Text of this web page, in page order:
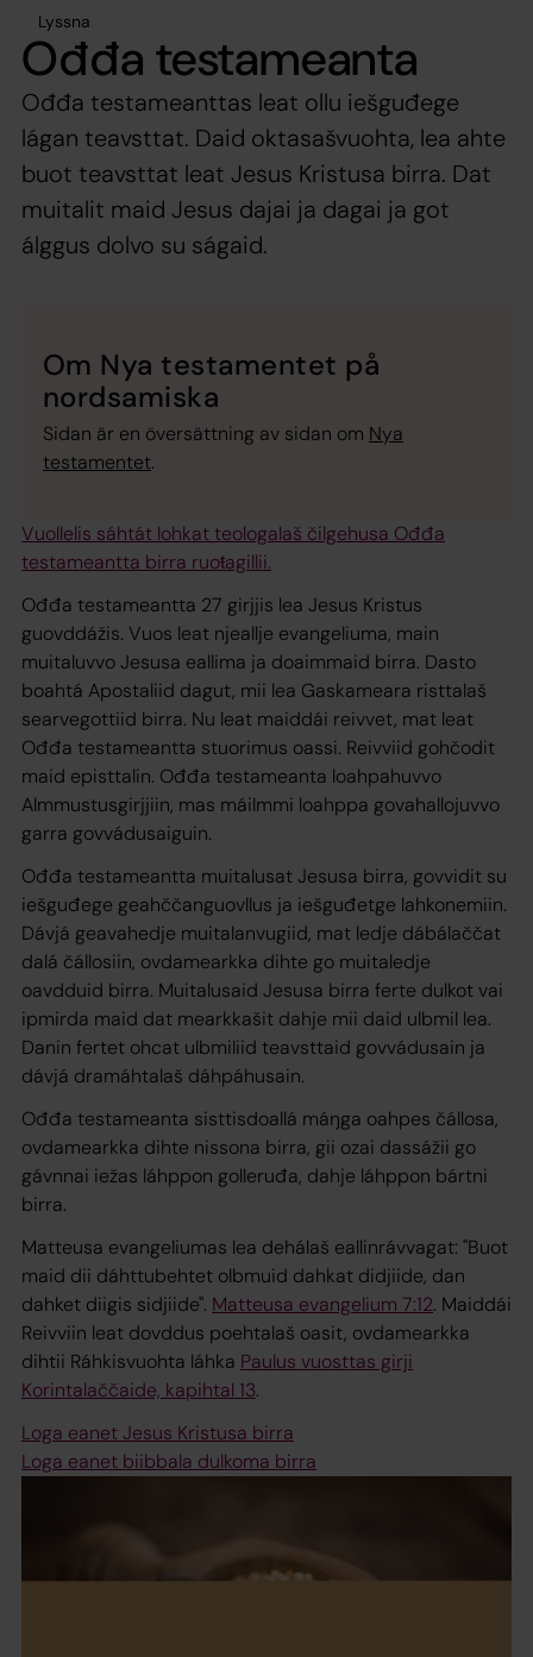
Lyssna
Ođđa testameanta
Ođđa testameanttas leat ollu iešguđege
lágan teavsttat. Daid oktasašvuohta, lea ahte
buot teavsttat leat Jesus Kristusa birra. Dat
muitalit maid Jesus dajai ja dagai ja got
álggus dolvo su ságaid.
Om Nya testamentet på
nordsamiska
Sidan är en översättning av sidan om Nya
testamentet.
Vuollelis sáhtát lohkatteologalaš čilgehusa Ođđa
testameantta birra ruoŧagillii.
Ođđa testameantta 27 girjjis lea Jesus Kristus
guovddážis. Vuos leat njeallje evangeliuma, main
muitaluvvo Jesusa eallima ja doaimmaid birra. Dasto
boahtá Apostaliid dagut, mii lea Gaskameara risttalaš
searvegottiid birra. Nu leat maiddái reivvet, mat leat
Ođđa testameantta stuorimus oassi. Reivviid gohčodit
maid episttalin. Ođđa testameanta loahpahuvvo
Almmustusgirjjiin, mas máilmmi loahppa govahallojuvvo
garra govvádusaiguin.
Ođđa testameantta muitalusat Jesusa birra, govvidit su
iešguđege geahččanguovllus ja iešguđetge lahkonemiin.
Dávjá geavahedje muitalanvugiid, mat ledje dábálaččat
dalá čállosiin, ovdamearkka dihte go muitaledje
oavdduid birra. Muitalusaid Jesusa birra ferte dulkot vai
ipmirda maid dat mearkkašit dahje mii daid ulbmil lea.
Danin fertet ohcat ulbmiliid teavsttaid govvádusain ja
dávjá dramáhtalaš dáhpáhusain.
Ođđa testameanta sisttisdoallá máŋga oahpes čállosa,
ovdamearkka dihte nissona birra, gii ozai dassážii go
gávnnai iežas láhppon golleruđa, dahje láhppon bártni
birra.
Matteusa evangeliumas lea dehálaš eallinrávvagat: "Buot
maid dii dáhttubehtet olbmuid dahkat didjiide, dan
dahket diigis sidjiide". Matteusa evangelium 7:12. Maiddái
Reivviin leat dovddus poehtalaš oasit, ovdamearkka
dihtii Ráhkisvuohta láhka Paulus vuosttas girji
Korintalaččaide, kapihtal 13.
Loga eanet Jesus Kristusa birra
Loga eanet biibbala dulkoma birra